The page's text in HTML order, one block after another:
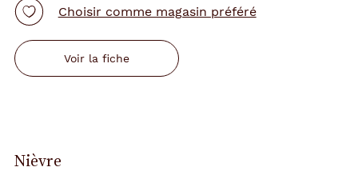
Choisir comme magasin préféré
Voir la fiche
Nièvre